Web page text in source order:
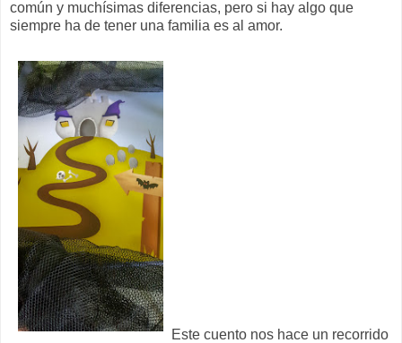
común y muchísimas diferencias, pero si hay algo que
siempre ha de tener una familia es al amor.
Este cuento nos hace un recorrido